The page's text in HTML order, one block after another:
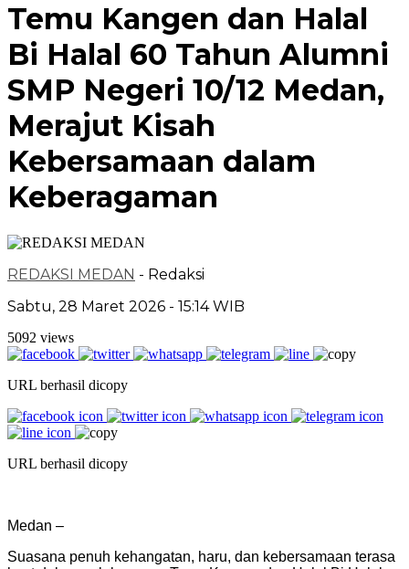
Temu Kangen dan Halal
Bi Halal 60 Tahun Alumni
SMP Negeri 10/12 Medan,
Merajut Kisah
Kebersamaan dalam
Keberagaman
REDAKSI MEDAN - Redaksi
Sabtu, 28 Maret 2026 - 15:14 WIB
5092 views
URL berhasil dicopy
URL berhasil dicopy
Medan –
Suasana penuh kehangatan, haru, dan kebersamaan terasa